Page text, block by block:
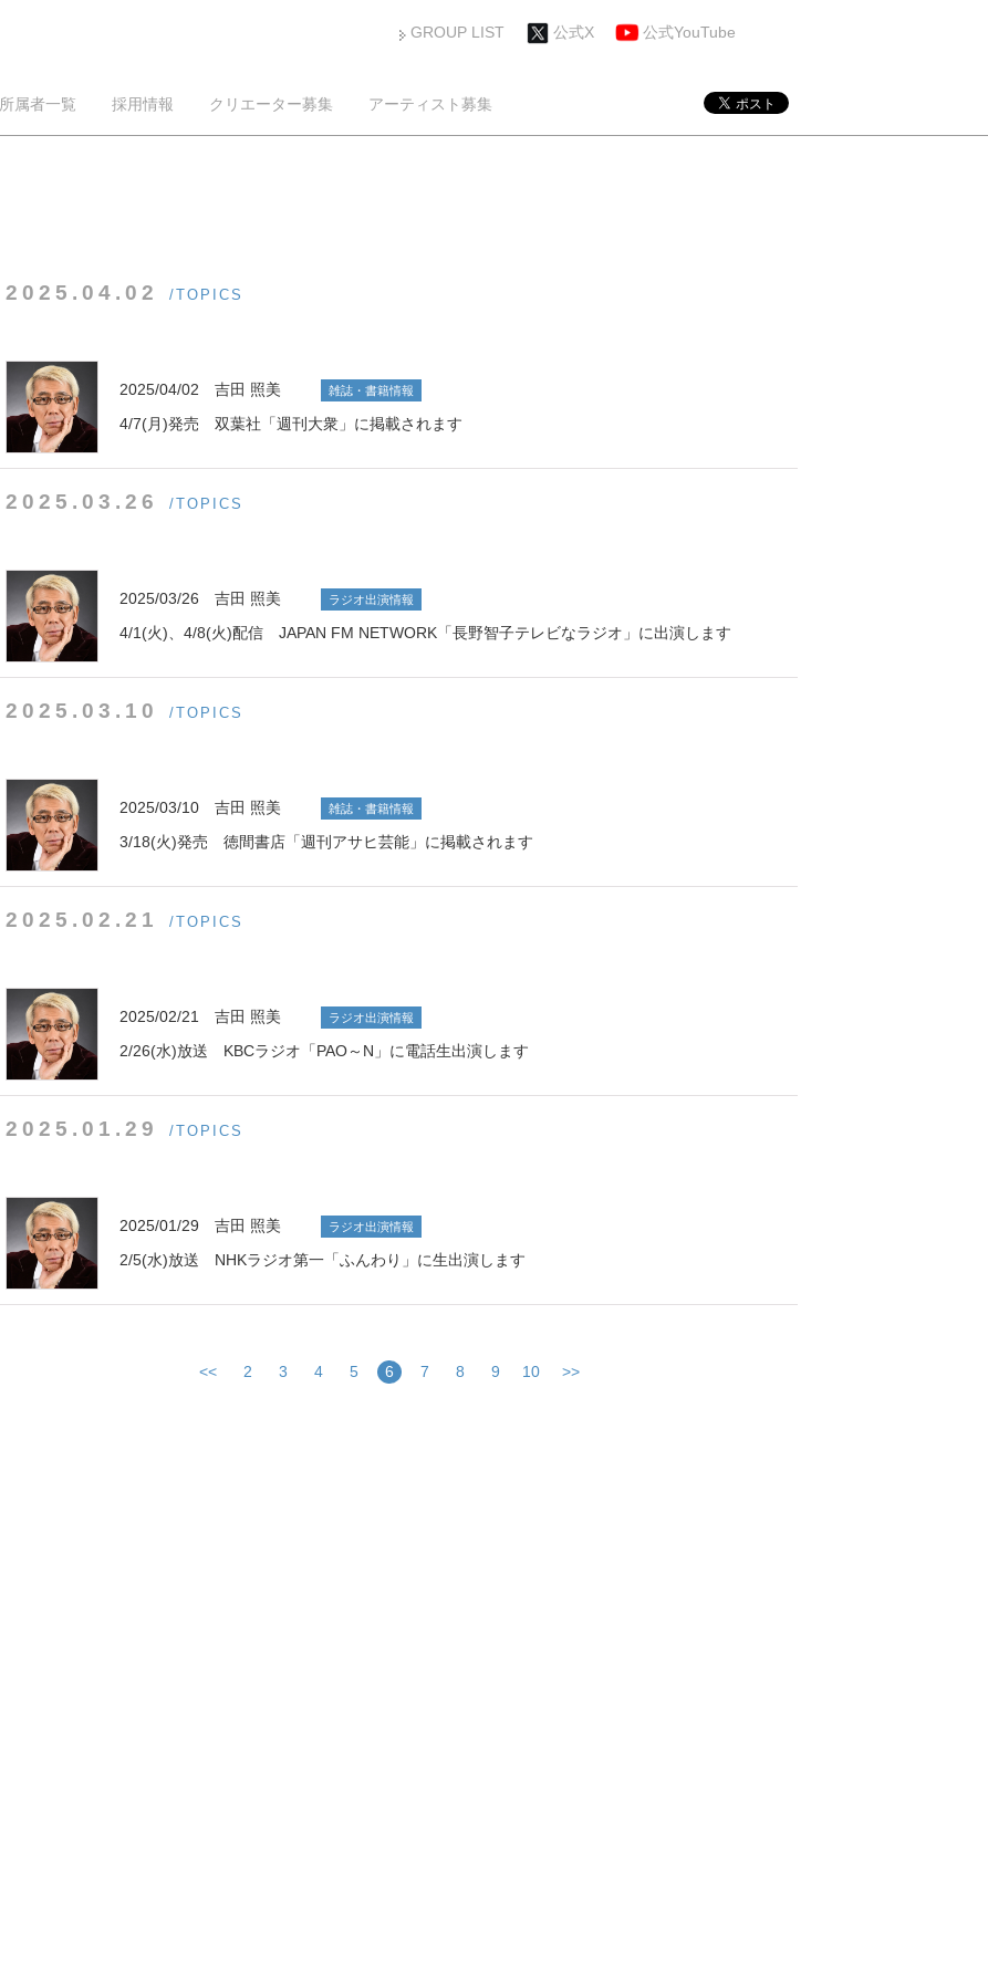
GROUP LIST 公式X 公式YouTube
所属者一覧 採用情報 クリエーター募集
アーティスト募集
2025.04.02 /TOPICS
2025/04/02 吉田 照美 雑誌・書籍情報
4/7(月)発売 双葉社「週刊大衆」に掲載されます
2025.03.26 /TOPICS
2025/03/26 吉田 照美 ラジオ出演情報
4/1(火)、4/8(火)配信 JAPAN FM NETWORK「長野智子テレビなラジオ」に出演します
2025.03.10 /TOPICS
2025/03/10 吉田 照美 雑誌・書籍情報
3/18(火)発売 徳間書店「週刊アサヒ芸能」に掲載されます
2025.02.21 /TOPICS
2025/02/21 吉田 照美 ラジオ出演情報
2/26(水)放送 KBCラジオ「PAO～N」に電話生出演します
2025.01.29 /TOPICS
2025/01/29 吉田 照美 ラジオ出演情報
2/5(水)放送 NHKラジオ第一「ふんわり」に生出演します
<< 2 3 4 5 6 7 8 9 10 >>